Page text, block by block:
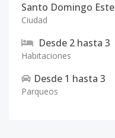
Santo Domingo Este
Ciudad
Desde 2 hasta 3
Habitaciones
Desde 1 hasta 3
Parqueos